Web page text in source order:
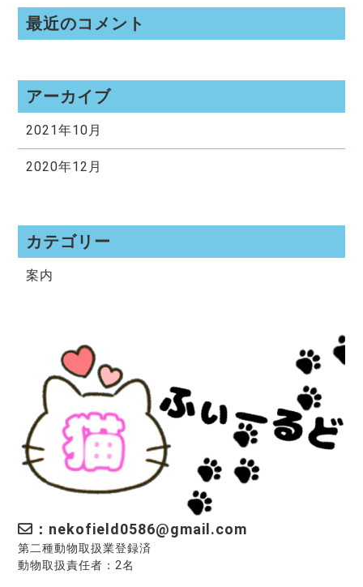
最近のコメント
アーカイブ
2021年10月
2020年12月
カテゴリー
案内
：nekofield0586@gmail.com
第二種動物取扱業登録済
動物取扱責任者：2名